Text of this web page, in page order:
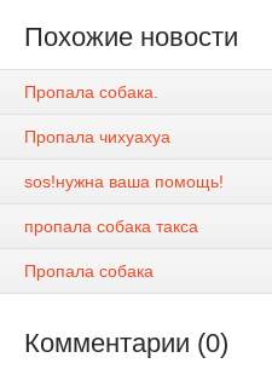
Похожие новости
Пропала собака.
Пропала чихуахуа
sos!нужна ваша помощь!
пропала собака такса
Пропала собака
Комментарии (0)